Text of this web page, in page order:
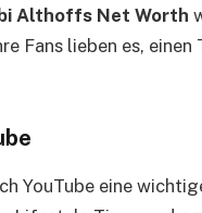
Althoffs Net Worth
Fans lieben es, einen
YouTube eine